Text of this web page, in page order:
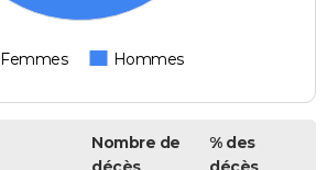
Femmes Hommes
Nombre de
% des